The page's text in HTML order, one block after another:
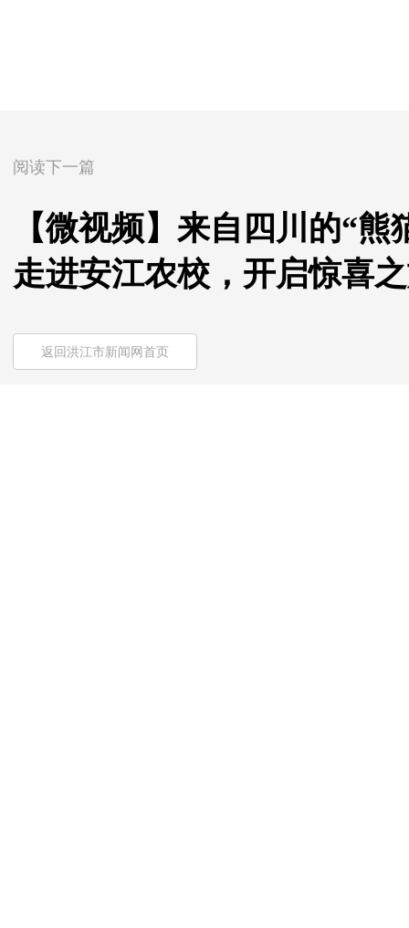
阅读下一篇
【微视频】来自四川的“
走进安江农校，开启惊喜
返回洪江市新闻网首页